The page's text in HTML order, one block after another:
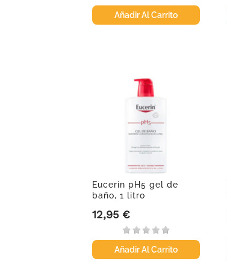
Añadir Al Carrito
Eucerin pH5 gel de
baño, 1 litro
Precio
12,95 €
Añadir Al Carrito